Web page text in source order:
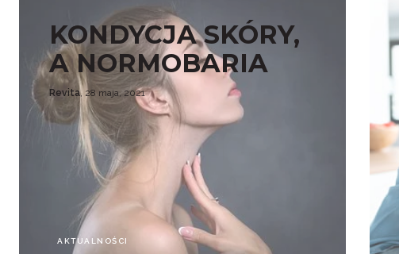
KONDYCJA SKÓRY,
A NORMOBARIA
Revita, 28 maja, 2021
AKTUALNOŚCI